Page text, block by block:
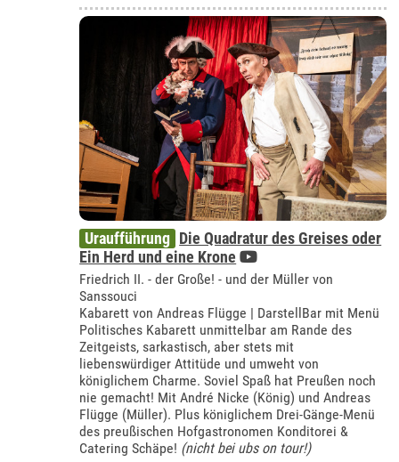
Uraufführung Die Quadratur des Greises oder
Ein Herd und eine Krone
Friedrich II. - der Große! - und der Müller von
Sanssouci
Kabarett von Andreas Flügge | DarstellBar mit Menü
Politisches Kabarett unmittelbar am Rande des
Zeitgeists, sarkastisch, aber stets mit
liebenswürdiger Attitüde und umweht von
königlichem Charme. Soviel Spaß hat Preußen noch
nie gemacht! Mit André Nicke (König) und Andreas
Flügge (Müller). Plus königlichem Drei-Gänge-Menü
des preußischen Hofgastronomen Konditorei &
Catering Schäpe! (nicht bei ubs on tour!)